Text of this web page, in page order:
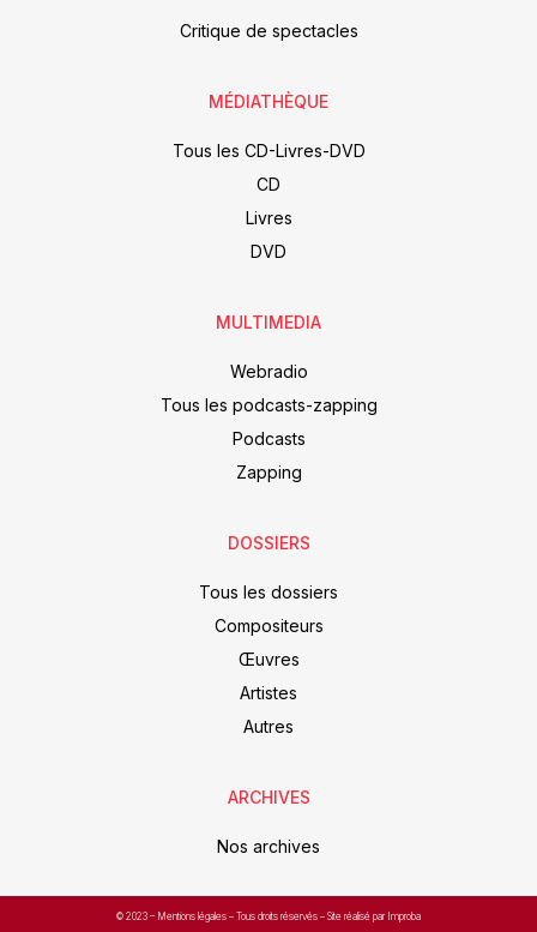
Critique de spectacles
MÉDIATHÈQUE
Tous les CD-Livres-DVD
CD
Livres
DVD
MULTIMEDIA
Webradio
Tous les podcasts-zapping
Podcasts
Zapping
DOSSIERS
Tous les dossiers
Compositeurs
Œuvres
Artistes
Autres
ARCHIVES
Nos archives
© 2023 – Mentions légales – Tous droits réservés – Site réalisé par Improba